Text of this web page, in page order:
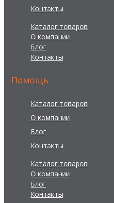
Контакты
Каталог товаров
О компании
Блог
Контакты
Помощь
Каталог товаров
О компании
Блог
Контакты
Каталог товаров
О компании
Блог
Контакты